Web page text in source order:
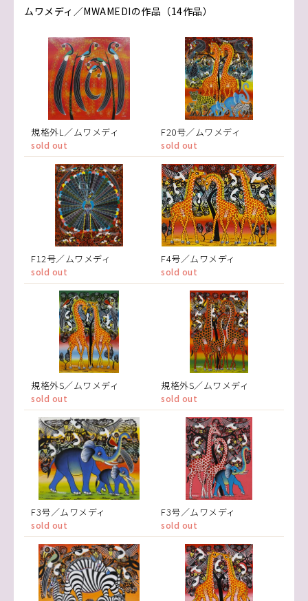
ムワメディ／MWAMEDIの作品（14作品）
規格外L／ムワメディ
sold out
F20号／ムワメディ
sold out
F12号／ムワメディ
sold out
F4号／ムワメディ
sold out
規格外S／ムワメディ
sold out
規格外S／ムワメディ
sold out
F3号／ムワメディ
sold out
F3号／ムワメディ
sold out